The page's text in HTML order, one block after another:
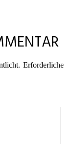
Erforderliche